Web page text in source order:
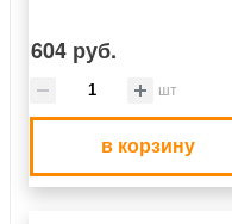
604 руб.
шт
в корзину